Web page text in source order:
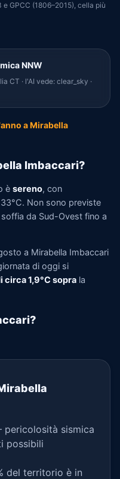
GPCC (1806–2015), cella più
NNW
CT · l'AI vede: clear_sky ·
a Mirabella
Imbaccari?
è sereno, con
Non sono previste
da Sud-Ovest fino a
a Mirabella Imbaccari
di oggi si
circa 1,9°C sopra la
sismica
possibili
del territorio è in